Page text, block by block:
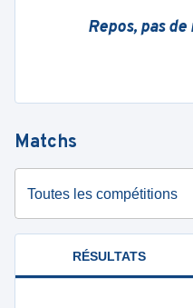
Repos, pas
Matchs
Toutes les compétitions
RÉSULTATS